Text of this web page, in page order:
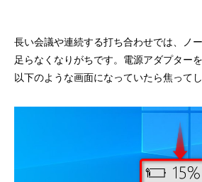
長い会議や連続する打ち合わせでは、ノ
足らなくなりがちです。電源アダプター
以下のような画面になっていたら焦って